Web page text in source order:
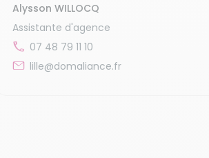
Alysson WILLOCQ
Assistante d'agence
07 48 79 11 10
lille@domaliance.fr